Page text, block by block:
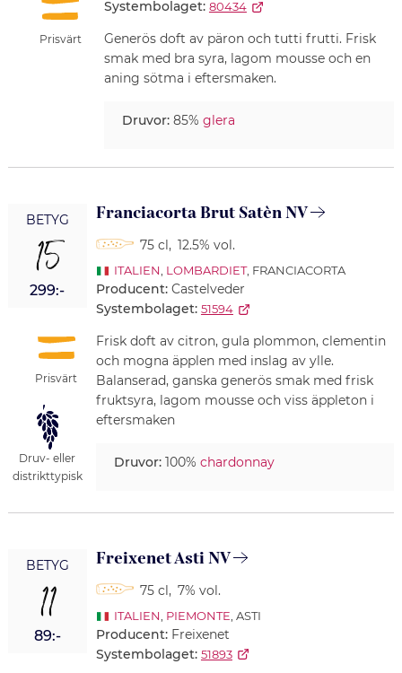
Prisvärt
Systembolaget: 80434
Generös doft av päron och tutti frutti. Frisk
smak med bra syra, lagom mousse och en
aning sötma i eftersmaken.
Druvor:85% glera
BETYG
15
299:-
Prisvärt
Druv- eller
distrikttypisk
Franciacorta Brut Satèn NV
75 cl, 12.5% vol.
ITALIEN LOMBARDIET, FRANCIACORTA
Producent: Castelveder
Systembolaget: 51594
Frisk doft av citron, gula plommon, clementin
och mogna äpplen med inslag av ylle.
Balanserad, ganska generös smak med frisk
fruktsyra, lagom mousse och viss äppleton i
eftersmaken
Druvor:100% chardonnay
BETYG
11
89:-
Freixenet Asti NV
75 cl, 7% vol.
ITALIEN PIEMONTE , ASTI
Producent: Freixenet
Systembolaget: 51893